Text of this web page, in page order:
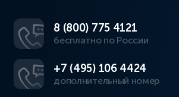
8 (800) 775 4121
бесплатно по России
+7 (495) 106 4424
дополнительный номер